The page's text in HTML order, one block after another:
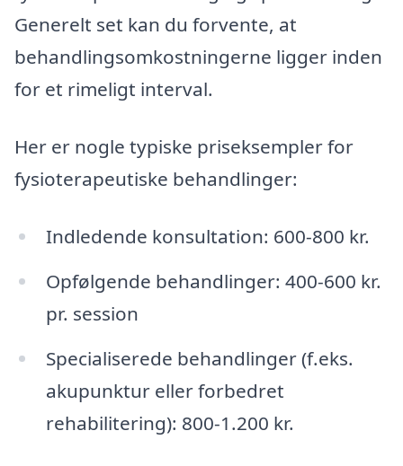
Generelt set kan du forvente, at
behandlingsomkostningerne ligger inden
for et rimeligt interval.
Her er nogle typiske priseksempler for
fysioterapeutiske behandlinger:
Indledende konsultation: 600-800 kr.
Opfølgende behandlinger: 400-600 kr.
pr. session
Specialiserede behandlinger (f.eks.
akupunktur eller forbedret
rehabilitering): 800-1.200 kr.